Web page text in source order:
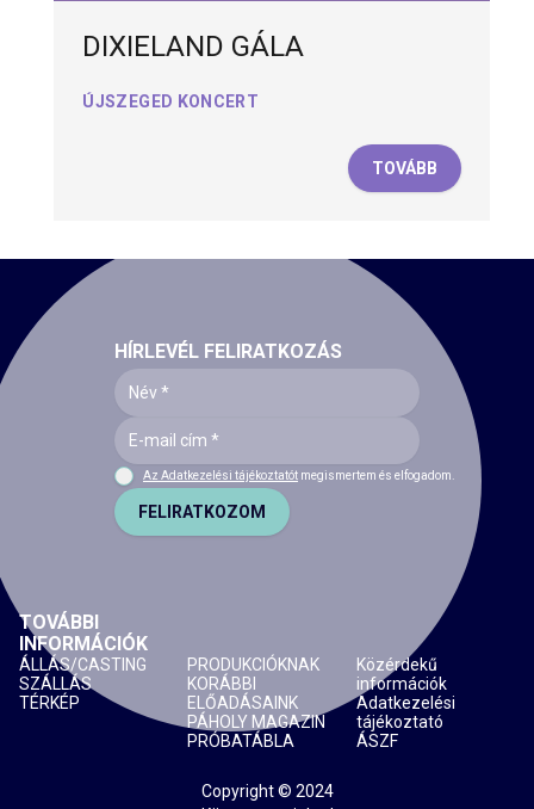
DIXIELAND GÁLA
ÚJSZEGED KONCERT
TOVÁBB
Copyright © 2024
TOVÁBBI
INFORMÁCIÓK
ÁLLÁS/CASTING
SZÁLLÁS
TÉRKÉP
PRODUKCIÓKNAK
KORÁBBI
ELŐADÁSAINK
PÁHOLY MAGAZIN
PRÓBATÁBLA
Közérdekű
információk
Adatkezelési
tájékoztató
ÁSZF
HÍRLEVÉL FELIRATKOZÁS
Az Adatkezelési tájékoztatót megismertem és elfogadom.
FELIRATKOZOM